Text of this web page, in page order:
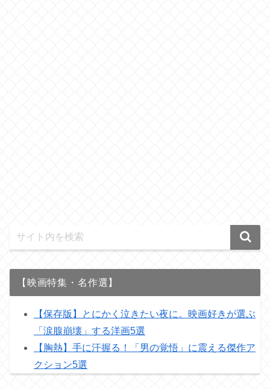
【映画特集・名作選】
【保存版】とにかく泣きたい夜に。映画好きが選ぶ
「涙腺崩壊」する洋画5選
【胸熱】手に汗握る！「男の覚悟」に震える傑作ア
クション5選